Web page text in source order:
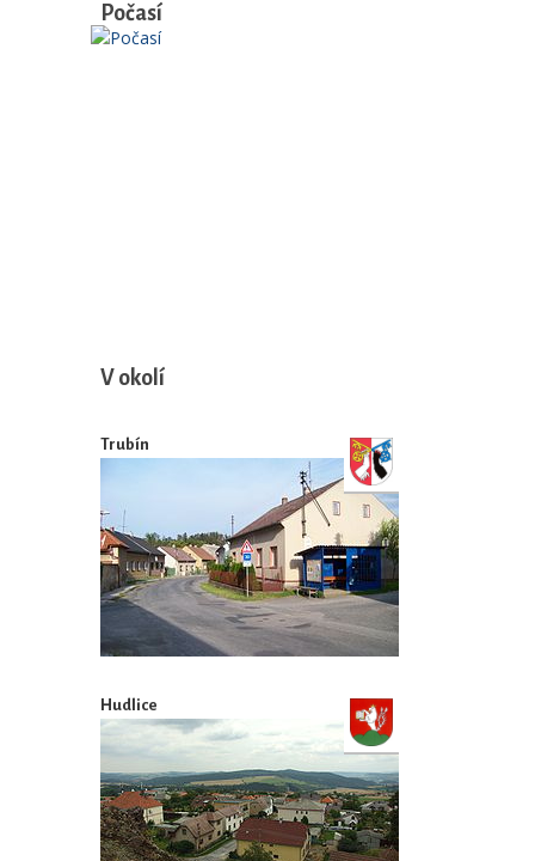
Počasí
V okolí
Trubín
Hudlice